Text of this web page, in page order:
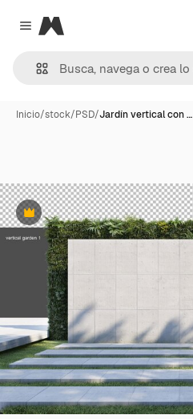
Close menu
Magnific
Inicio/stock/PSD/Jardín vertical con …
Premium